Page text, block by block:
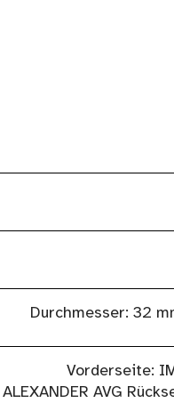
Durchmesser: 32
Vorderseite:
ALEXANDER AVG